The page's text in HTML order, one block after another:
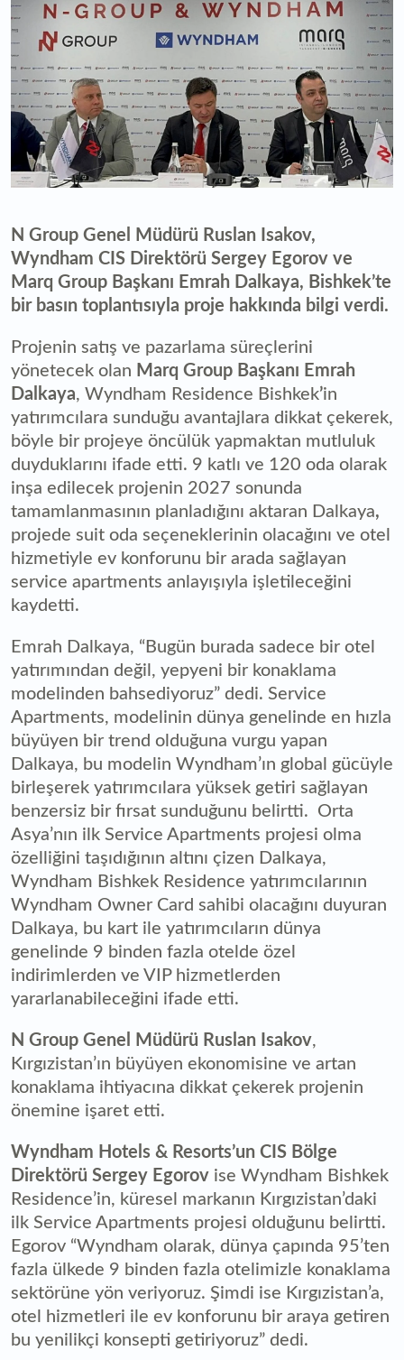
N Group Genel Müdürü Ruslan Isakov,
Wyndham CIS Direktörü Sergey Egorov ve
Marq Group Başkanı Emrah Dalkaya, Bishkek’te
bir basın toplantısıyla proje hakkında bilgi verdi.
Projenin satış ve pazarlama süreçlerini
yönetecek olan Marq Group Başkanı Emrah
Dalkaya, Wyndham Residence Bishkek’in
yatırımcılara sunduğu avantajlara dikkat çekerek,
böyle bir projeye öncülük yapmaktan mutluluk
duyduklarını ifade etti. 9 katlı ve 120 oda olarak
inşa edilecek projenin 2027 sonunda
tamamlanmasının planladığını aktaran Dalkaya,
projede suit oda seçeneklerinin olacağını ve otel
hizmetiyle ev konforunu bir arada sağlayan
service apartments anlayışıyla işletileceğini
kaydetti.
Emrah Dalkaya, “Bugün burada sadece bir otel
yatırımından değil, yepyeni bir konaklama
modelinden bahsediyoruz” dedi. Service
Apartments, modelinin dünya genelinde en hızla
büyüyen bir trend olduğuna vurgu yapan
Dalkaya, bu modelin Wyndham’ın global gücüyle
birleşerek yatırımcılara yüksek getiri sağlayan
benzersiz bir fırsat sunduğunu belirtti. Orta
Asya’nın ilk Service Apartments projesi olma
özelliğini taşıdığının altını çizen Dalkaya,
Wyndham Bishkek Residence yatırımcılarının
Wyndham Owner Card sahibi olacağını duyuran
Dalkaya, bu kart ile yatırımcıların dünya
genelinde 9 binden fazla otelde özel
indirimlerden ve VIP hizmetlerden
yararlanabileceğini ifade etti.
N Group Genel Müdürü Ruslan Isakov,
Kırgızistan’ın büyüyen ekonomisine ve artan
konaklama ihtiyacına dikkat çekerek projenin
önemine işaret etti.
Wyndham Hotels & Resorts’un CIS Bölge
Direktörü Sergey Egorov ise Wyndham Bishkek
Residence’in, küresel markanın Kırgızistan’daki
ilk Service Apartments projesi olduğunu belirtti.
Egorov “Wyndham olarak, dünya çapında 95’ten
fazla ülkede 9 binden fazla otelimizle konaklama
sektörüne yön veriyoruz. Şimdi ise Kırgızistan’a,
otel hizmetleri ile ev konforunu bir araya getiren
bu yenilikçi konsepti getiriyoruz” dedi.